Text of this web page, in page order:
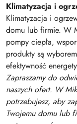
Klimatyzacja i
Klimatyzacja i
domu lub firmie. W
pompy ciepła,
produkty są
efektywność
Zapraszamy do
naszych ofert. W
potrzebujesz, aby
Twojemu domu lub